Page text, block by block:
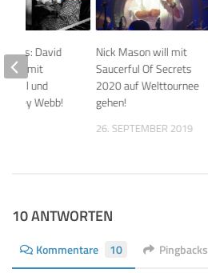
Nick Mason will mit
Saucerful Of Secrets
2020 auf Welttournee
gehen!
26. SEPTEMBER 2019
David
mit
und
Webb!
10 ANTWORTEN
Kommentare 10 Pingbacks